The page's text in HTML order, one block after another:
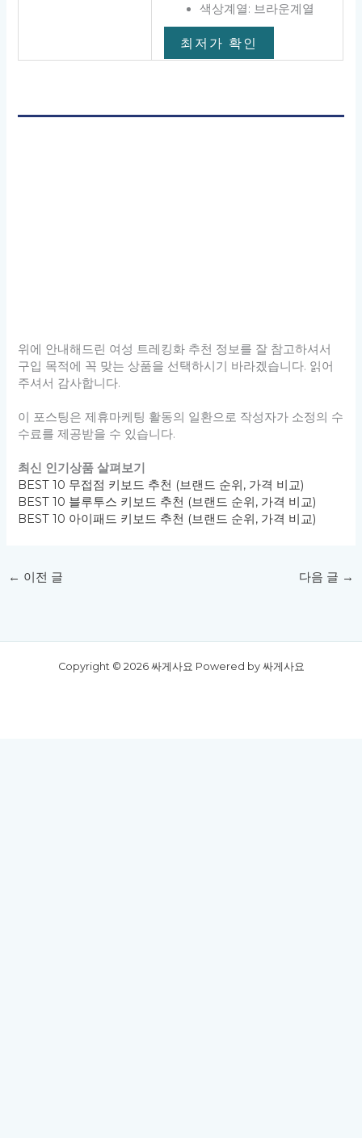
색상계열: 브라운계열
최저가 확인
위에 안내해드린 여성 트레킹화 추천 정보를 잘 참고하셔서
구입 목적에 꼭 맞는 상품을 선택하시기 바라겠습니다. 읽어
주셔서 감사합니다.
이 포스팅은 제휴마케팅 활동의 일환으로 작성자가 소정의 수
수료를 제공받을 수 있습니다.
최신 인기상품 살펴보기
BEST 10 무접점 키보드 추천 (브랜드 순위, 가격 비교)
BEST 10 블루투스 키보드 추천 (브랜드 순위, 가격 비교)
BEST 10 아이패드 키보드 추천 (브랜드 순위, 가격 비교)
← 이전 글 다음 글 →
Copyright © 2026 싸게사요 Powered by 싸게사요